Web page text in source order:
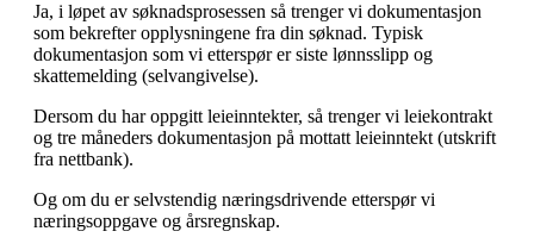
Ja, i løpet av søknadsprosessen så trenger vi dokumentasjon
som bekrefter opplysningene fra din søknad. Typisk
dokumentasjon som vi etterspør er siste lønnsslipp og
skattemelding (selvangivelse).
Dersom du har oppgitt leieinntekter, så trenger vi leiekontrakt
og tre måneders dokumentasjon på mottatt leieinntekt (utskrift
fra nettbank).
Og om du er selvstendig næringsdrivende etterspør vi
næringsoppgave og årsregnskap.